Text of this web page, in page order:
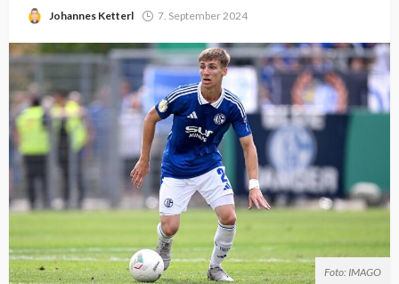
Johannes Ketterl 7. September 2024
Foto: IMAGO